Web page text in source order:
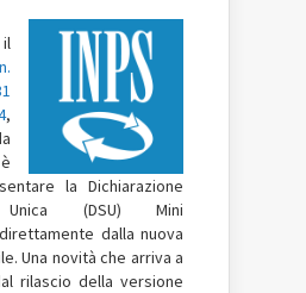
,
la Dichiarazione
Unica (DSU) Mini
dalla nuova
Una novità che arriva a
rilascio della versione